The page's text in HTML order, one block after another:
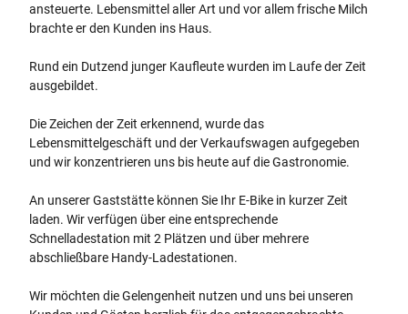
ansteuerte. Lebensmittel aller Art und vor allem frische Milch
brachte er den Kunden ins Haus.
Rund ein Dutzend junger Kaufleute wurden im Laufe der Zeit
ausgebildet.
Die Zeichen der Zeit erkennend, wurde das
Lebensmittelgeschäft und der Verkaufswagen aufgegeben
und wir konzentrieren uns bis heute auf die Gastronomie.
An unserer Gaststätte können Sie Ihr E-Bike in kurzer Zeit
laden. Wir verfügen über eine entsprechende
Schnelladestation mit 2 Plätzen und über mehrere
abschließbare Handy-Ladestationen.
Wir möchten die Gelengenheit nutzen und uns bei unseren